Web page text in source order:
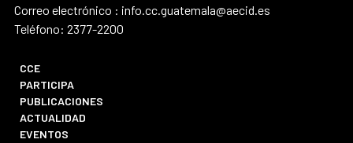
Correo electrónico : info.cc.guatemala@aecid.es
Teléfono: 2377-2200
CCE
PARTICIPA
PUBLICACIONES
ACTUALIDAD
EVENTOS